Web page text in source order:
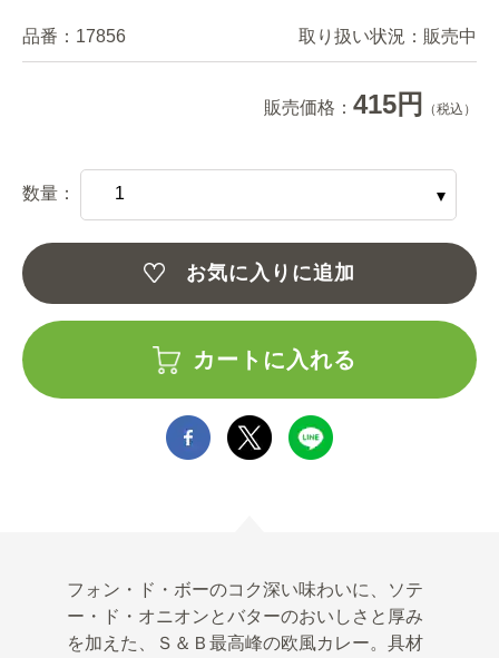
品番： 17856 取り扱い状況： 販売中
販売価格： 415円 （税込）
数量：
お気に入りに追加
カートに入れる
フォン・ド・ボーのコク深い味わいに、ソテ
ー・ド・オニオンとバターのおいしさと厚み
を加えた、Ｓ＆Ｂ最高峰の欧風カレー。具材